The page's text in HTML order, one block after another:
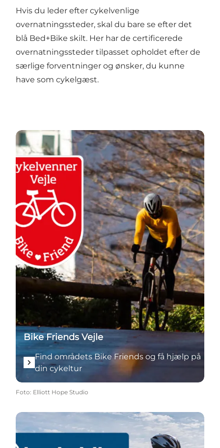
Hvis du leder efter cykelvenlige
overnatningssteder, skal du bare se efter det
blå Bed+Bike skilt. Her har de certificerede
overnatningssteder tilpasset opholdet efter de
særlige forventninger og ønsker, du kunne
have som cykelgæst.
Find områdets Bike Friends og få hjælp på din
Bike Friends Vejle
Find områdets Bike Friends og få hjælp på
din cykeltur
Foto: Elliott Hope Studio
Få hjælp og overnat med Bed+Bike